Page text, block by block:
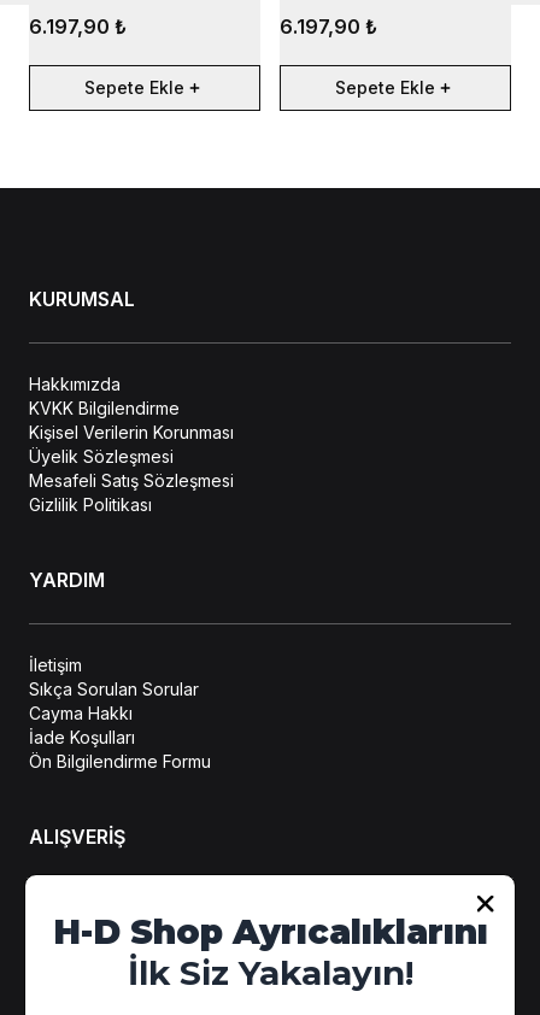
6.197,90 ₺
Sepete Ekle
6.197,90 ₺
Sepete Ekle
KURUMSAL
Hakkımızda
KVKK Bilgilendirme
Kişisel Verilerin Korunması
Üyelik Sözleşmesi
Mesafeli Satış Sözleşmesi
Gizlilik Politikası
YARDIM
İletişim
Sıkça Sorulan Sorular
Cayma Hakkı
İade Koşulları
Ön Bilgilendirme Formu
ALIŞVERİŞ
Hesabım
Sipariş Takip
Kampanya Detayları
H-D Shop Ayrıcalıklarını
İlk Siz Yakalayın!